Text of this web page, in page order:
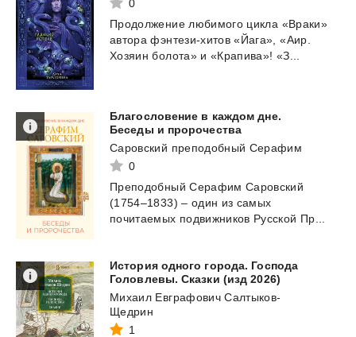
0
Продолжение любимого цикла «Враки»
автора фэнтези-хитов «Йага», «Аир.
Хозяин болота» и «Крапива»! «З...
Благословение в каждом дне.
Беседы и пророчества
Саровский преподобный Серафим
0
Преподобный Серафим Саровский
(1754–1833) – один из самых
почитаемых подвижников Русской Пр...
История одного города. Господа
Головлевы. Сказки (изд 2026)
Михаил Евграфович Салтыков-
Щедрин
1